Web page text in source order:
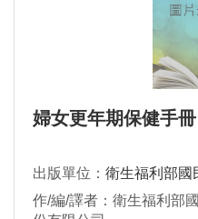
婦女更年期保健手冊
出版單位： 衛生福利部國
作/編/譯者：衛生福利部